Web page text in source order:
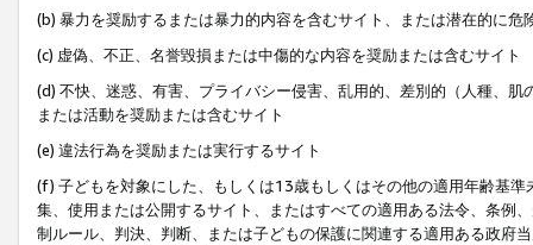
(b) 暴力を奨励するまたは暴力的内容を含むサイト、または潜在的に
(c) 虚偽、不正、名誉毀損または中傷的な内容を奨励または含むサイト
(d) 不快、迷惑、有害、プライバシー侵害、乱用的、差別的（人種、
または活動を奨励または含むサイト
(e) 違法行為を奨励または実行するサイト
(f) 子どもを対象にした、もしくは13歳もしくはその他の適用年齢基
集、使用または公開するサイト、またはすべての適用ある法令、条例
制ルール、判決、判断、または子どもの保護に関連する適用ある政府